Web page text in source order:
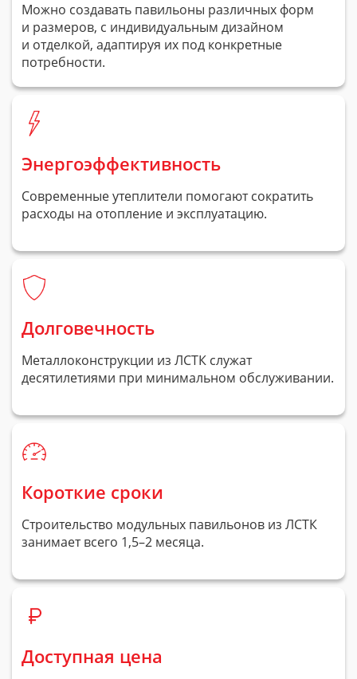
Можно создавать павильоны различных форм
и размеров, с индивидуальным дизайном
и отделкой, адаптируя их под конкретные
потребности.
Энергоэффективность
Современные утеплители помогают сократить
расходы на отопление и эксплуатацию.
Долговечность
Металлоконструкции из ЛСТК служат
десятилетиями при минимальном обслуживании.
Короткие сроки
Строительство модульных павильонов из ЛСТК
занимает всего 1,5–2 месяца.
Доступная цена